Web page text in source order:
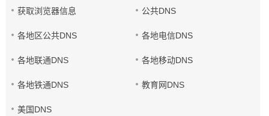
获取浏览器信息 公共DNS
各地区公共DNS 各地电信DNS
各地联通DNS 各地移动DNS
各地铁通DNS 教育网DNS
美国DNS